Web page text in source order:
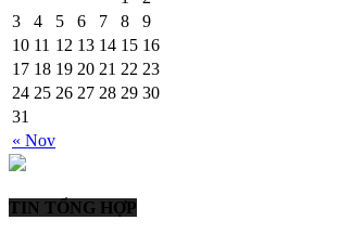
« Nov
3
4 5 6 7 8
9
10 11 12 13 14 15 16
17 18 19 20 21 22 23
24 25 26 27 28 29 30
31
TIN TỔNG HỢP